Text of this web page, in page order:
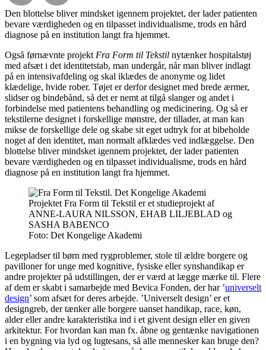
Den blottelse bliver mindsket igennem projektet, der lader patienten
bevare værdigheden og en tilpasset individualisme, trods en hård
diagnose på en institution langt fra hjemmet.
Også førnævnte projekt Fra Form til Tekstil nytænker hospitalstøj
med afsæt i det identitetstab, man undergår, når man bliver indlagt
på en intensivafdeling og skal iklædes de anonyme og lidet
klædelige, hvide rober. Tøjet er derfor designet med brede ærmer,
slidser og bindebånd, så det er nemt at tilgå slanger og andet i
forbindelse med patientens behandling og medicinering. Og så er
tekstilerne designet i forskellige mønstre, der tillader, at man kan
mikse de forskellige dele og skabe sit eget udtryk for at bibeholde
noget af den identitet, man normalt afklædes ved indlæggelse. Den
blottelse bliver mindsket igennem projektet, der lader patienten
bevare værdigheden og en tilpasset individualisme, trods en hård
diagnose på en institution langt fra hjemmet.
Projektet Fra Form til Tekstil er et studieprojekt af
ANNE-LAURA NILSSON, EHAB LILJEBLAD og
SASHA BABENCO
Foto: Det Kongelige Akademi
Legepladser til børn med rygproblemer, stole til ældre borgere og
pavilloner for unge med kognitive, fysiske eller synshandikap er
andre projekter på udstillingen, der er værd at lægge mærke til. Flere
af dem er skabt i samarbejde med Bevica Fonden, der har ’universelt
design’ som afsæt for deres arbejde. ’Universelt design’ er et
designgreb, der tænker alle borgere uanset handikap, race, køn,
alder eller andre karakteristika ind i et givent design eller en given
arkitektur. For hvordan kan man fx. åbne og gentænke navigationen
i en bygning via lyd og lugtesans, så alle mennesker kan bruge den?